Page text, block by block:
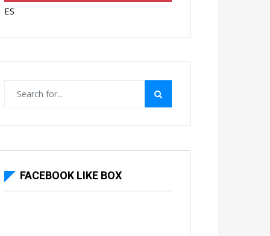
ES
FACEBOOK LIKE BOX